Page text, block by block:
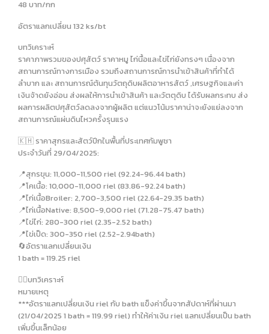
48 บาท/กก
อัตราแลกเปลี่ยน 132 ks/bt
บทวิเคราะห์
ราคาภาพรวมของปศุสัตว์ ราคาหมู ไก่นื้อและไข่ไก่ยังทรงๆ เนื่องจาก
สถานการณ์ทางการเมือง รวมถึงสถานการณ์การนำเข้าสินค้าที่ทำได้
ลำบาก และ สถานการณ์ต้นทุนวัตถุดิบผลิตอาหารสัตว์ ,เศรษฐกิจและค่า
เงินจ้าดยังอ่อน ส่งผลให้การนำเข้าสินค้า และวัตตุดิบ ได้รับผลกระทบ ส่ง
ผลการผลิตปศุสัตว์ลดลงจากผู้ผลิต แต่แนวโน้มราคาน่าจะยังแย่ลงจาก
สถานการณ์แผ่นดินไหวครั้งรุนแรง
🇰🇭 ราคาสุกรและสัตว์ปีกในพื้นที่ประเทศกัมพูชา
ประจำวันที่ 29/04/2025:
📍สุกรขุน: 11,000-11,500 riel (92.24-96.44 bath)
📍โคเนื้อ: 10,000-11,000 riel (83.86-92.24 bath)
📍ไก่เนื้อBroiler: 2,700-3,500 riel (22.64-29.35 bath)
📍ไก่เนื้อNative: 8,500-9,000 riel (71.28-75.47 bath)
📍ไข่ไก่: 280-300 riel (2.35-2.52 bath)
📍ไข่เป็ด: 300-350 riel (2.52-2.94bath)
🔄อัตราแลกเปลี่ยนเงิน
1 bath = 119.25 riel
✍🏻บทวิเคราะห์
หมายเหตุ
***อัตราแลกเปลี่ยนเงิน riel กับ bath แข็งค่าขึ้นจากสัปดาห์ที่ผ่านมา
(21/04/2025 1 bath = 119.99 riel) ทำให้ค่าเงิน riel แลกเปลี่ยนเป็น bath
เพิ่มขึ้นเล็กน้อย